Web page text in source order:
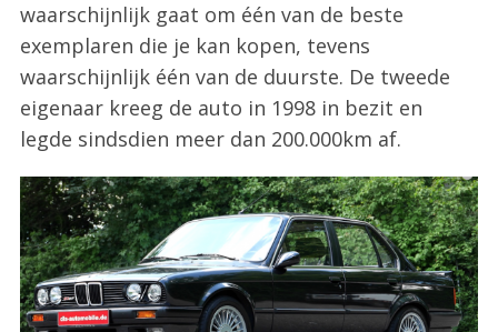
waarschijnlijk gaat om één van de beste
exemplaren die je kan kopen, tevens
waarschijnlijk één van de duurste. De tweede
eigenaar kreeg de auto in 1998 in bezit en
legde sindsdien meer dan 200.000km af.